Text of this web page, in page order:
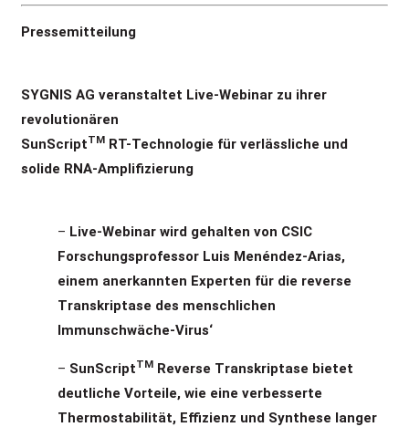
Pressemitteilung
SYGNIS AG veranstaltet Live-Webinar zu ihrer
revolutionären
SunScriptTM RT-Technologie für verlässliche und
solide RNA-Amplifizierung
– Live-Webinar wird gehalten von CSIC
Forschungsprofessor Luis Menéndez-Arias,
einem anerkannten Experten für die reverse
Transkriptase des menschlichen
Immunschwäche-Virus‘
– SunScriptTM Reverse Transkriptase bietet
deutliche Vorteile, wie eine verbesserte
Thermostabilität, Effizienz und Synthese langer